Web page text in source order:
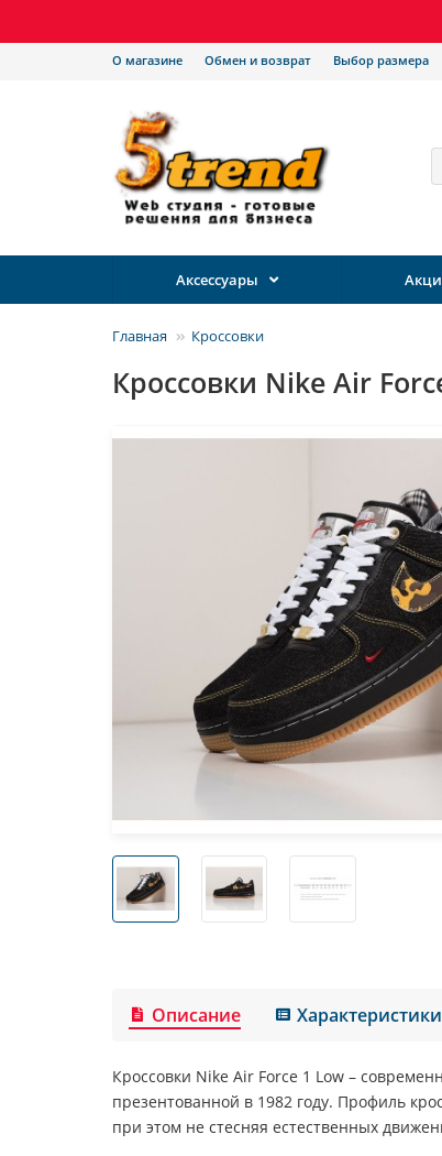
О магазине Обмен и возврат Выбор размера
Аксессуары
Главная Кроссовки
Кроссовки Nike Air
Описание Характеристики
Кроссовки Nike Air Force 1 Low –
презентованной в 1982 году. Профиль
при этом не стесняя естественных